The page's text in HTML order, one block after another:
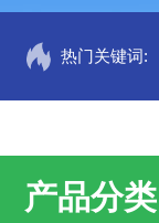
热门关键词:
产品分类